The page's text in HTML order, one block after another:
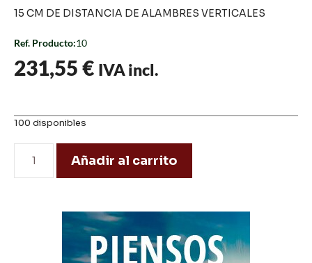
15 CM DE DISTANCIA DE ALAMBRES VERTICALES
Ref. Producto:10
231,55€ IVA incl.
100 disponibles
Añadir al carrito